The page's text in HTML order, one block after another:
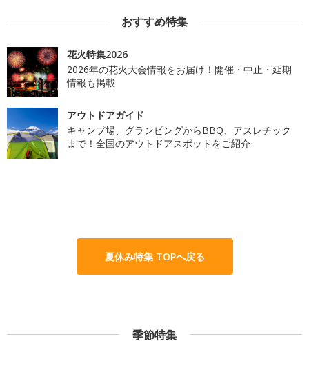
おすすめ特集
花火特集2026
2026年の花火大会情報をお届け！開催・中止・延期
情報も掲載
アウトドアガイド
キャンプ場、グランピングからBBQ、アスレチック
まで！全国のアウトドアスポットをご紹介
夏休み特集 TOPへ戻る
季節特集